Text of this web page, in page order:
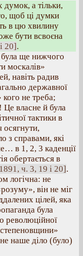
думок, а тільки,
щоб ці думки
в цю хвилину
бути всвоєна
20].
ще нижчого
москалів»
навіть радив
державної
кого не треба;
Це власне й була
тактики в
осягнути,
з справами, які
в 1, 2, 3 каденції
обертається в
ч. 3, 19 і 20].
логічна: не
він не міг
цілей, яка
була
революційної
наше діло (було)